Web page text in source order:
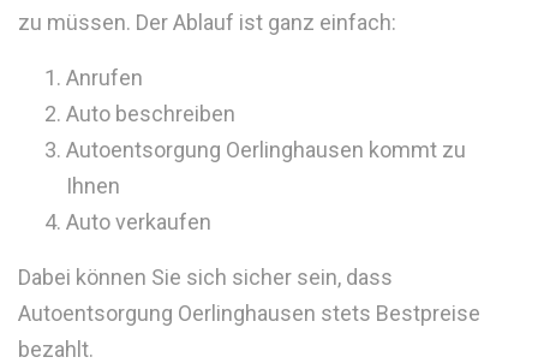
zu müssen. Der Ablauf ist ganz einfach:
Anrufen
Auto beschreiben
Autoentsorgung Oerlinghausen kommt zu
Ihnen
Auto verkaufen
Dabei können Sie sich sicher sein, dass
Autoentsorgung Oerlinghausen stets Bestpreise
bezahlt.